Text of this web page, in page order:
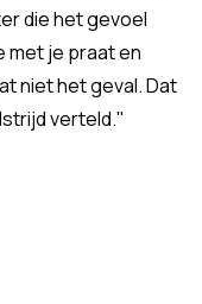
die het gevoel
met je praat en
niet het geval. Dat
verteld."